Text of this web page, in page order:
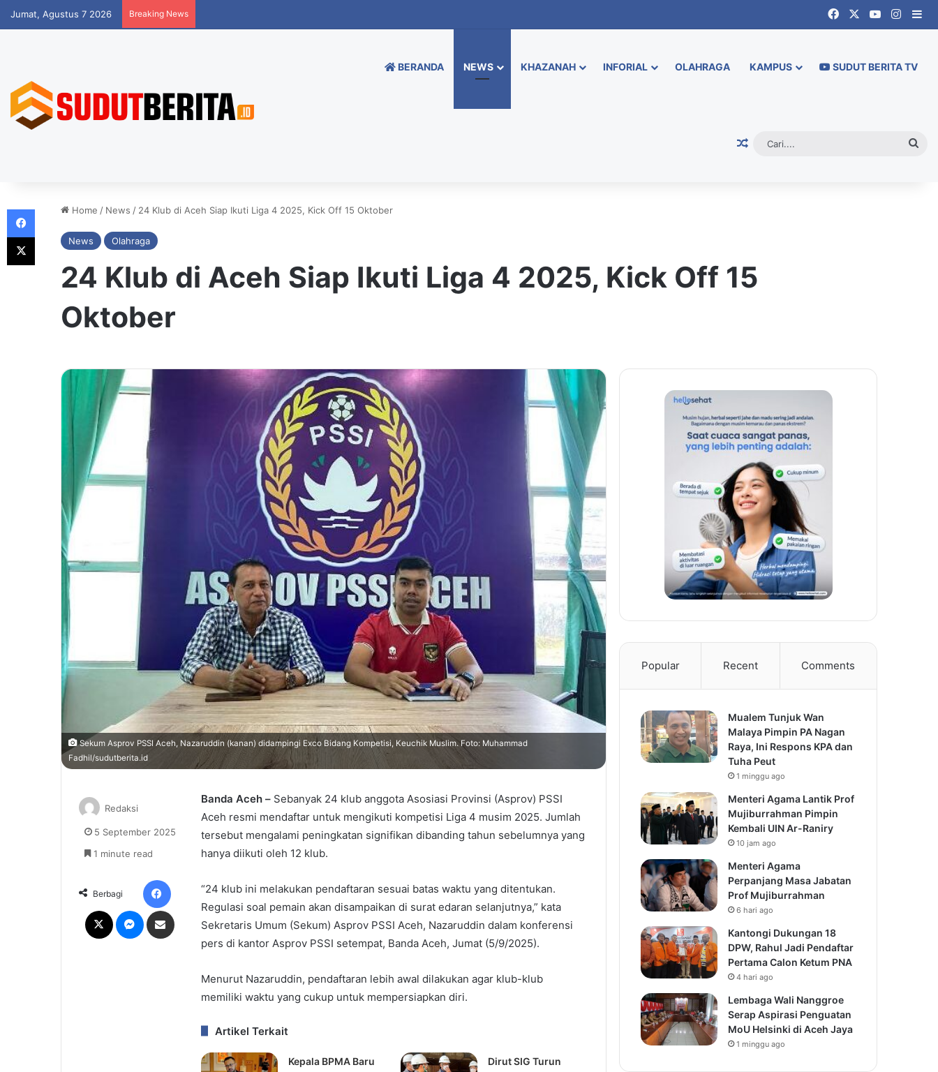
Jumat, Agustus 7 2026 Breaking News FacebookYouTube
BERANDA NEWS KHAZANAH INFORIAL OLAHRAGA KAMPUS SUDUT BERITA TV
Random Article
Home / News / 24 Klub di Aceh Siap Ikuti Liga 4 2025, Kick Off 15 Oktober
News Olahraga
24 Klub di Aceh Siap Ikuti Liga 4 2025, Kick Off 15
Oktober
Sekum Asprov PSSI Aceh, Nazaruddin (kanan) didampingi Exco Bidang Kompetisi, Keuchik Muslim. Foto: Muhammad
Fadhil/sudutberita.id
Banda Aceh – Sebanyak 24 klub anggota Asosiasi Provinsi (Asprov) PSSI
Aceh resmi mendaftar untuk mengikuti kompetisi Liga 4 musim 2025. Jumlah
tersebut mengalami peningkatan signifikan dibanding tahun sebelumnya yang
hanya diikuti oleh 12 klub.
“24 klub ini melakukan pendaftaran sesuai batas waktu yang ditentukan.
Regulasi soal pemain akan disampaikan di surat edaran selanjutnya,” kata
Sekretaris Umum (Sekum) Asprov PSSI Aceh, Nazaruddin dalam konferensi
pers di kantor Asprov PSSI setempat, Banda Aceh, Jumat (5/9/2025).
Menurut Nazaruddin, pendaftaran lebih awal dilakukan agar klub-klub
memiliki waktu yang cukup untuk mempersiapkan diri.
Artikel Terkait
Kepala BPMA Baru
Dirut SIG Turun
Redaksi
5 September 2025
1 minute read
Berbagi
Messenger
Popular Recent Comments
Mualem Tunjuk Wan
Malaya Pimpin PA Nagan
Raya, Ini Respons KPA dan
Tuha Peut
1 minggu ago
Menteri Agama Lantik Prof
Mujiburrahman Pimpin
Kembali UIN Ar-Raniry
10 jam ago
Menteri Agama
Perpanjang Masa Jabatan
Prof Mujiburrahman
6 hari ago
Kantongi Dukungan 18
DPW, Rahul Jadi Pendaftar
Pertama Calon Ketum PNA
4 hari ago
Lembaga Wali Nanggroe
Serap Aspirasi Penguatan
MoU Helsinki di Aceh Jaya
1 minggu ago
Facebook
X